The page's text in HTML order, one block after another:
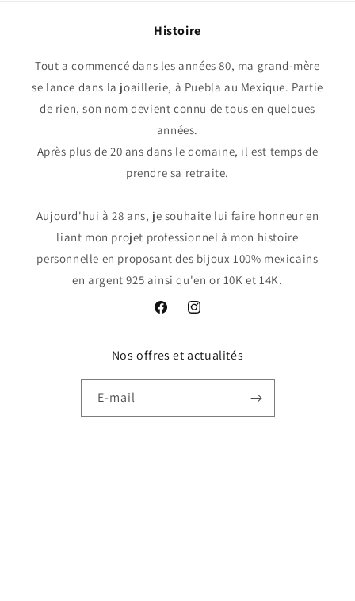
Histoire
Tout a commencé dans les années 80, ma grand-mère
se lance dans la joaillerie, à Puebla au Mexique. Partie
de rien, son nom devient connu de tous en quelques
années.
Après plus de 20 ans dans le domaine, il est temps de
prendre sa retraite.
Aujourd'hui à 28 ans, je souhaite lui faire honneur en
liant mon projet professionnel à mon histoire
personnelle en proposant des bijoux 100% mexicains
en argent 925 ainsi qu'en or 10K et 14K.
FacebookInstagram
Nos offres et actualités
E-mail